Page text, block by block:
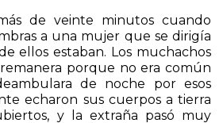
de veinte minutos cuando
a una mujer que se dirigía
ellos estaban. Los muchachos
porque no era común
de noche por esos